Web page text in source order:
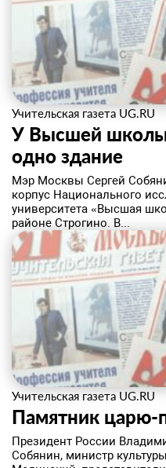
Учительская газета UG.RU
У Высшей
одно здание
​Мэр Москвы Сергей
корпус Национального
университета «Высшая
районе Строгино. В...
Учительская газета UG.RU
Памятник царю-
​Президент России
Собянин, министр